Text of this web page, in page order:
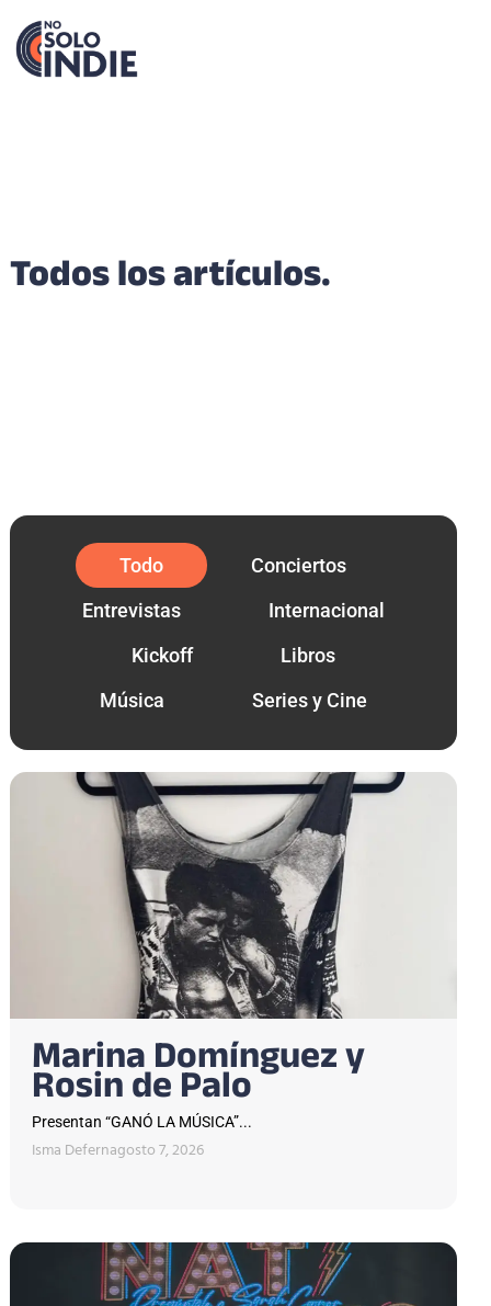
Todos los artículos.
Conciertos
Entrevistas
Internacional
Kickoff
Libros
Música
Series y Cine
Todo
Marina Domínguez y
Rosin de Palo
Presentan “GANÓ LA MÚSICA”...
Isma Defernagosto 7, 2026